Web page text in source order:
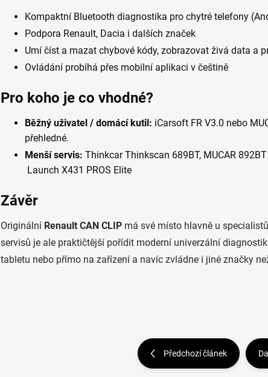
Kompaktní Bluetooth diagnostika pro chytré telefony
Podpora Renault, Dacia i dalších značek
Umí číst a mazat chybové kódy, zobrazovat živá data a
Ovládání probíhá přes mobilní aplikaci v češtině
Pro koho je co vhodné?
Běžný uživatel / domácí kutil: iCarsoft FR V3.0 nebo
přehledné.
Menší servis: Thinkcar Thinkscan 689BT, MUCAR
Launch X431 PROS Elite
Závěr
Originální Renault CAN CLIP má své místo hlavně u
servisů je ale praktičtější pořídit moderní univerzální
tabletu nebo přímo na zařízení a navíc zvládne i jiné značky
Předchozí článek